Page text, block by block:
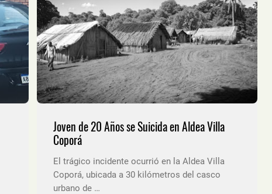
Joven de 20 Años se Suicida en Aldea Villa
Coporá
El trágico incidente ocurrió en la Aldea Villa
Coporá, ubicada a 30 kilómetros del casco
urbano de …